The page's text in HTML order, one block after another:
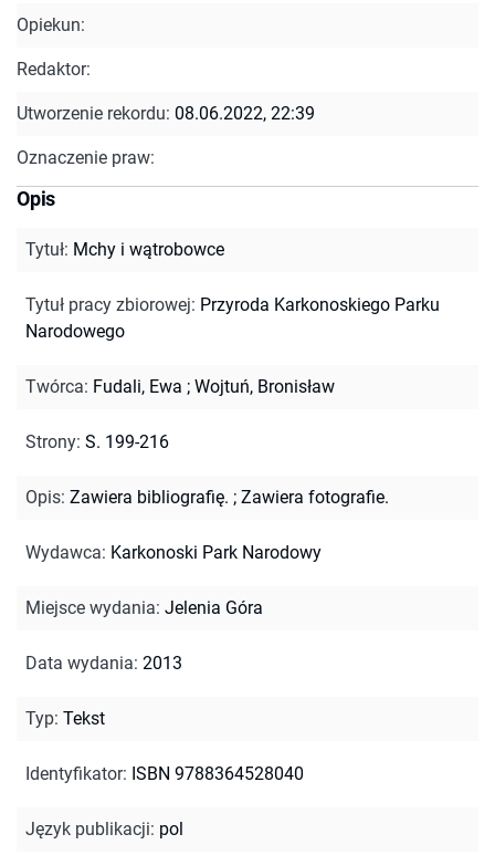
Opiekun:
Redaktor:
Utworzenie rekordu: 08.06.2022, 22:39
Oznaczenie praw:
Opis
Tytuł: Mchy i wątrobowce
Tytuł pracy zbiorowej: Przyroda Karkonoskiego Parku
Narodowego
Twórca: Fudali, Ewa ; Wojtuń, Bronisław
Strony: S. 199-216
Opis: Zawiera bibliografię. ; Zawiera fotografie.
Wydawca: Karkonoski Park Narodowy
Miejsce wydania: Jelenia Góra
Data wydania: 2013
Typ: Tekst
Identyfikator: ISBN 9788364528040
Język publikacji: pol